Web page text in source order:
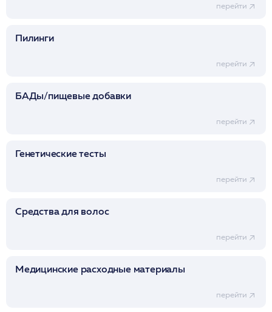
перейти
Пилинги
перейти
БАДы/пищевые добавки
перейти
Генетические тесты
перейти
Средства для волос
перейти
Медицинские расходные материалы
перейти